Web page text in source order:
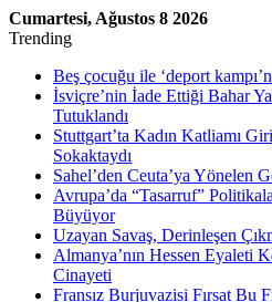
Cumartesi, Ağustos 8 2026
Trending
Beş çocuğu ile ‘deport
İsviçre’nin İade Ettiği Bahar
Tutuklandı
Stuttgart’ta Kadın Katliamı
Sokaktaydı
Sahel’den Ceuta’ya Yönelen
Avrupa’da “Tasarruf”
Büyüyor
Uzayan Savaş, Derinleşen
Almanya’nın Hessen Eyaleti
Cinayeti
Fransız Burjuvazisi Fırsat Bu